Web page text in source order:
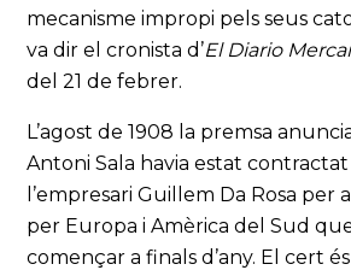
mecanisme impropi pels seus
va dir el cronista d’El Diario
del 21 de febrer.
L’agost de 1908 la premsa
Antoni Sala havia estat
l’empresari Guillem Da Rosa per
per Europa i Amèrica del Sud
començar a finals d’any. El cert